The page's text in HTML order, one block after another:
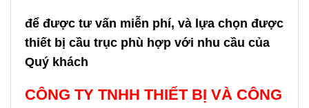
để được tư vấn miễn phí, và lựa chọn được
thiết bị cầu trục phù hợp với nhu cầu của
Quý khách
CÔNG TY TNHH THIẾT BỊ VÀ CÔNG